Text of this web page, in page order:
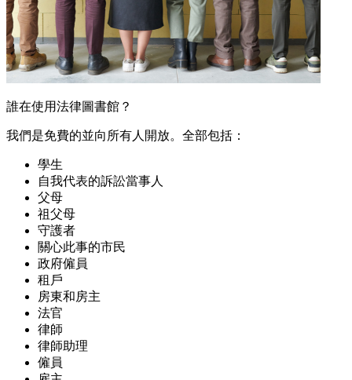
誰在使用法律圖書館？
我們是免費的並向所有人開放。全部包括：
學生
自我代表的訴訟當事人
父母
祖父母
守護者
關心此事的市民
政府僱員
租戶
房東和房主
法官
律師
律師助理
僱員